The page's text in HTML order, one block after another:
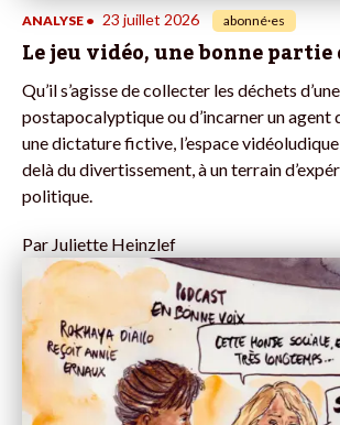
ANALYSE • 23 juillet 2026 abonné·es
Le jeu vidéo, une bonne partie
Qu’il s’agisse de collecter les déchets
postapocalyptique ou d’incarner un agent
une dictature fictive, l’espace vidéoludique
delà du divertissement, à un terrain
politique.
Par Juliette Heinzlef